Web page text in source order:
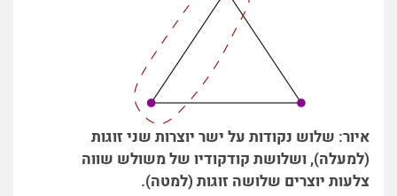
איור: שלוש נקודות על ישר יוצרות שני זוגות
(למעלה), ושלושת קודקודיו של משולש שווה
צלעות יוצרים שלושה זוגות (למטה).